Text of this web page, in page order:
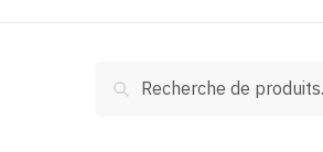
pour :
Recherche